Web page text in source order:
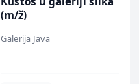
(m/ž)
Galerija Java